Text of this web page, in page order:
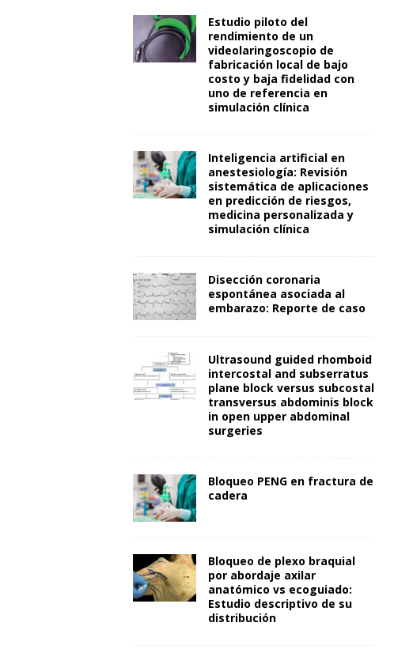
Estudio piloto del
rendimiento de un
videolaringoscopio de
fabricación local de bajo
costo y baja fidelidad con
uno de referencia en
simulación clínica
Inteligencia artificial en
anestesiología: Revisión
sistemática de aplicaciones
en predicción de riesgos,
medicina personalizada y
simulación clínica
Disección coronaria
espontánea asociada al
embarazo: Reporte de caso
Ultrasound guided rhomboid
intercostal and subserratus
plane block versus subcostal
transversus abdominis block
in open upper abdominal
surgeries
Bloqueo PENG en fractura de
cadera
Bloqueo de plexo braquial
por abordaje axilar
anatómico vs ecoguiado:
Estudio descriptivo de su
distribución